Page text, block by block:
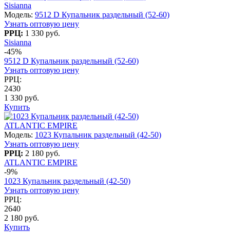
Sisianna
Модель: 9512 D Купальник раздельный (52-60)
Узнать оптовую цену
РРЦ: 1 330 руб.
Sisianna
-45%
9512 D Купальник раздельный (52-60)
Узнать оптовую цену
РРЦ:
2430
1 330 руб.
Купить
ATLANTIC EMPIRE
Модель: 1023 Купальник раздельный (42-50)
Узнать оптовую цену
РРЦ: 2 180 руб.
ATLANTIC EMPIRE
-9%
1023 Купальник раздельный (42-50)
Узнать оптовую цену
РРЦ:
2640
2 180 руб.
Купить